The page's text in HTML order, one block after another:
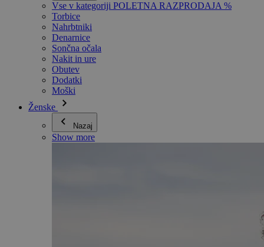
Vse v kategoriji POLETNA RAZPRODAJA %
Torbice
Nahrbtniki
Denarnice
Sončna očala
Nakit in ure
Obutev
Dodatki
Moški
Ženske
Nazaj
Show more